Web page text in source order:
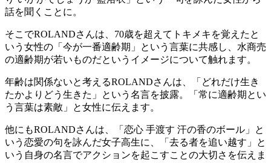
話を聞くことに。
そこでROLANDさんは、70歳を超えてトキメキを覚えたと
いう女性の「今が一番適齢期」という言葉に共感し、水商売
の適齢期が若いものだというイメージについて触れます。
年齢は関係ないと考えるROLANDさんは、「どれだけ生き
たかよりどう生きた」という名言を披露。「常に適齢期とい
う言葉は素敵」と女性に伝えます。
他にもROLANDさんは、「恋心 手渡す 汗の香のボール」と
いう恋愛の句を詠んだ女子高生に、「去る者を追い越す」と
いう自身の名言でアクションを起こすことの大切さを伝えま